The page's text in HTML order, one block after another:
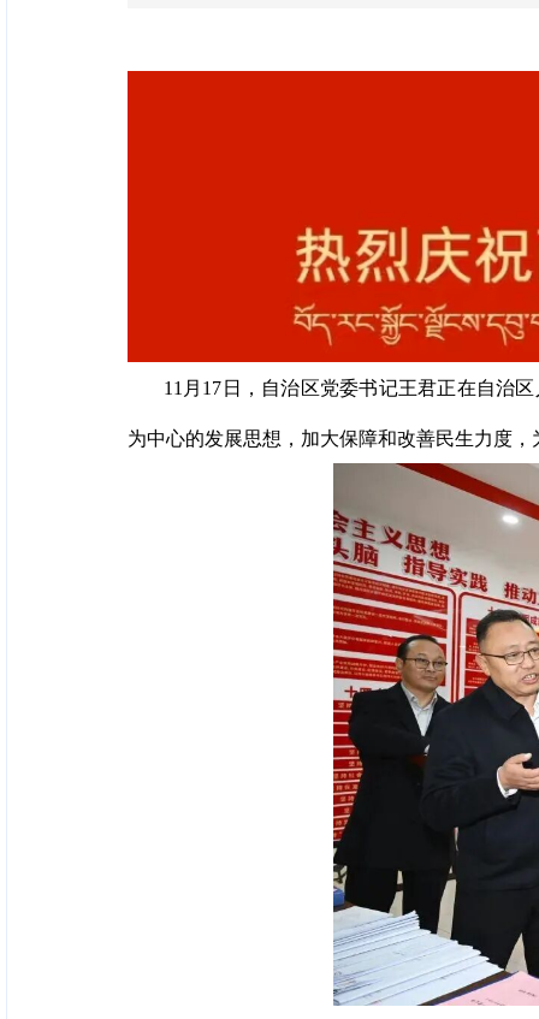
11月17日，自治区党委书记王君正在自治
为中心的发展思想，加大保障和改善民生力度